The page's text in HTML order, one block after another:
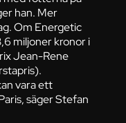
han. Mer
Om Energetic
miljoner kronor i
Jean-Rene
vara ett
säger Stefan